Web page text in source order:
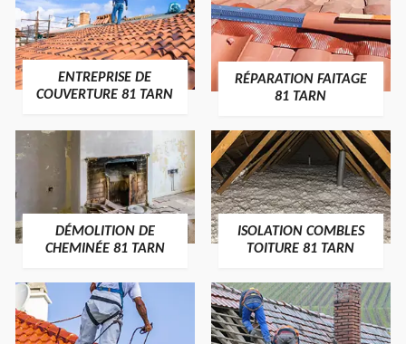
ENTREPRISE DE
COUVERTURE 81 TARN
RÉPARATION FAITAGE
81 TARN
DÉMOLITION DE
CHEMINÉE 81 TARN
ISOLATION COMBLES
TOITURE 81 TARN